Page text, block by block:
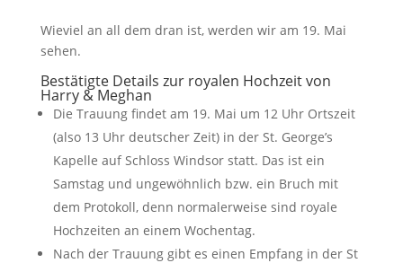
Wieviel an all dem dran ist, werden wir am 19. Mai
sehen.
Bestätigte Details zur royalen Hochzeit von
Harry & Meghan
Die Trauung findet am 19. Mai um 12 Uhr Ortszeit
(also 13 Uhr deutscher Zeit) in der St. George’s
Kapelle auf Schloss Windsor statt. Das ist ein
Samstag und ungewöhnlich bzw. ein Bruch mit
dem Protokoll, denn normalerweise sind royale
Hochzeiten an einem Wochentag.
Nach der Trauung gibt es einen Empfang in der St